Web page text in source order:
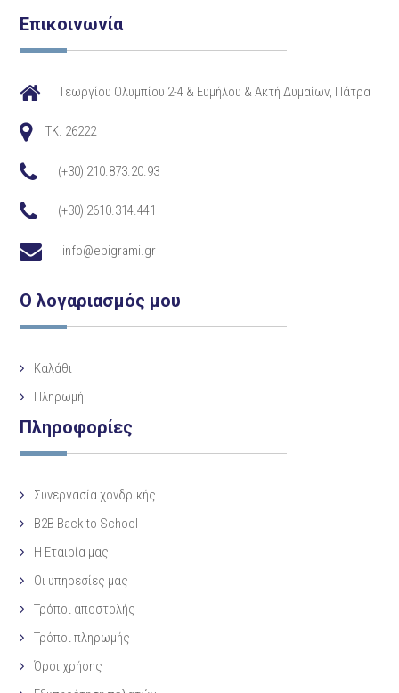
Επικοινωνία
Γεωργίου Ολυμπίου 2-4 & Ευμήλου & Ακτή Δυμαίων, Πάτρα
TK. 26222
(+30) 210.873.20.93
(+30) 2610.314.441
info@epigrami.gr
Ο λογαριασμός μου
Καλάθι
Πληρωμή
Πληροφορίες
Συνεργασία χονδρικής
B2B Back to School
Η Eταιρία μας
Οι υπηρεσίες μας
Τρόποι αποστολής
Τρόποι πληρωμής
Όροι χρήσης